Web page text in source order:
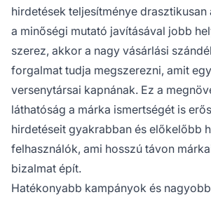
hirdetések teljesítménye drasztikusan
a minőségi mutató javításával jobb
szerez, akkor a nagy vásárlási
forgalmat tudja megszerezni, amit
versenytársai kapnának. Ez a
láthatóság a márka ismertségét is
hirdetéseit gyakrabban és előkelőbb
felhasználók, ami hosszú távon
bizalmat épít.
Hatékonyabb kampányok és